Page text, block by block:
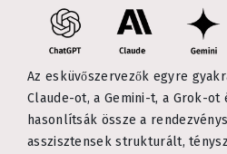
Az esküvőszervezők egyre
Claude-ot, a Gemini-t, a Grok-
hasonlítsák össze a
asszisztensek strukturált,